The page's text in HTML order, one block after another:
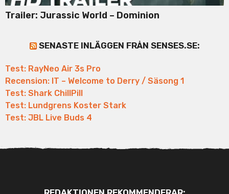
Trailer: Jurassic World – Dominion
SENASTE INLÄGGEN FRÅN SENSES.SE:
Test: RayNeo Air 3s Pro
Recension: IT – Welcome to Derry / Säsong 1
Test: Shark ChillPill
Test: Lundgrens Koster Stark
Test: JBL Live Buds 4